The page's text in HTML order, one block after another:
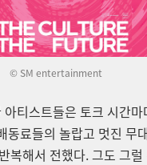
© SM entertainment
티스트들은 토크 시간마
동료들의 놀랍고 멋진 무
복해서 전했다. 그도 그럴